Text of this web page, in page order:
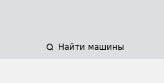
Найти машины